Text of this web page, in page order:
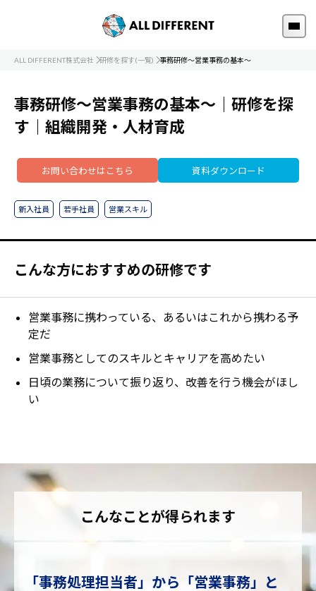
ALL DIFFERENT株式会社 研修を探す(一覧) 事務研修～営業事務の基本～
事務研修～営業事務の基本～｜研修を探
す｜組織開発・人材育成
新入社員 若手社員 営業スキル
お問い合わせはこちら 資料ダウンロード
こんな方におすすめの研修です
営業事務に携わっている、あるいはこれから携わる予
定だ
営業事務としてのスキルとキャリアを高めたい
日頃の業務について振り返り、改善を行う機会がほし
い
こんなことが得られます
「事務処理担当者」から「営業事務」と